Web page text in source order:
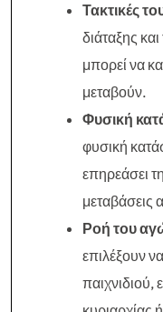
Τακτικές
διάταξης
μπορεί να
μεταβούν.
Φυσική
φυσική
επηρεάσει
μεταβάσεις
Ροή του
επιλέξουν
παιχνιδιού,